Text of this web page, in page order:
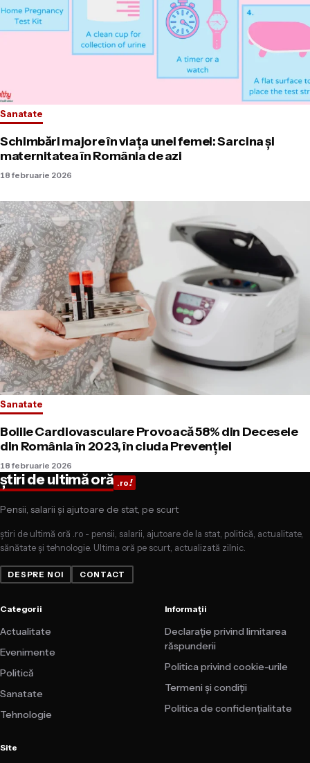
Sanatate
Schimbări majore în viața unei femei: Sarcina și
maternitatea în România de azi
18 februarie 2026
Sanatate
Bolile Cardiovasculare Provoacă 58% din Decesele
din România în 2023, în ciuda Prevenției
18 februarie 2026
știri de ultimă oră .ro!
Pensii, salarii și ajutoare de stat, pe scurt
știri de ultimă oră .ro - pensii, salarii, ajutoare de la stat, politică, actualitate,
sănătate și tehnologie. Ultima oră pe scurt, actualizată zilnic.
DESPRE NOI CONTACT
Categorii
Actualitate
Evenimente
Politică
Sanatate
Tehnologie
Informații
Declarație privind limitarea
răspunderii
Politica privind cookie-urile
Termeni și condiții
Politica de confidențialitate
Site